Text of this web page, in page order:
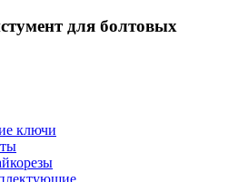
для болтовых
ключи